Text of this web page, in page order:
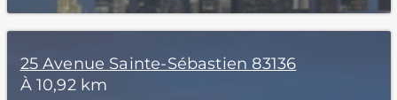
25 Avenue Sainte-Sébastien 83136
À 10,92 km